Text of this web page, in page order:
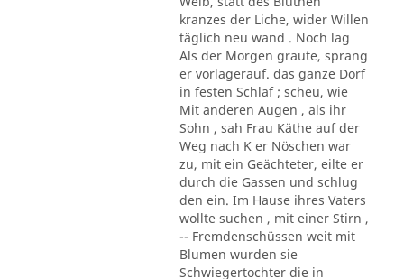
kranzes der Liche, wider Willen
täglich neu wand . Noch lag
Als der Morgen graute, sprang
er vorlagerauf. das ganze Dorf
in festen Schlaf ; scheu, wie
Mit anderen Augen , als ihr
Sohn , sah Frau Käthe auf der
Weg nach K er Nöschen war
zu, mit ein Geächteter, eilte er
durch die Gassen und schlug
den ein. Im Hause ihres Vaters
wollte suchen , mit einer Stirn ,
-- Fremdenschüssen weit mit
Blumen wurden sie
Schwiegertochter die in